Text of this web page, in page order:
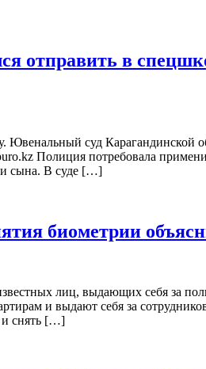
отправить в
Ювенальный суд
Полиция потребовала
сына. В суде […]
биометрии
лиц, выдающих себя за
и выдают себя за
и снять […]